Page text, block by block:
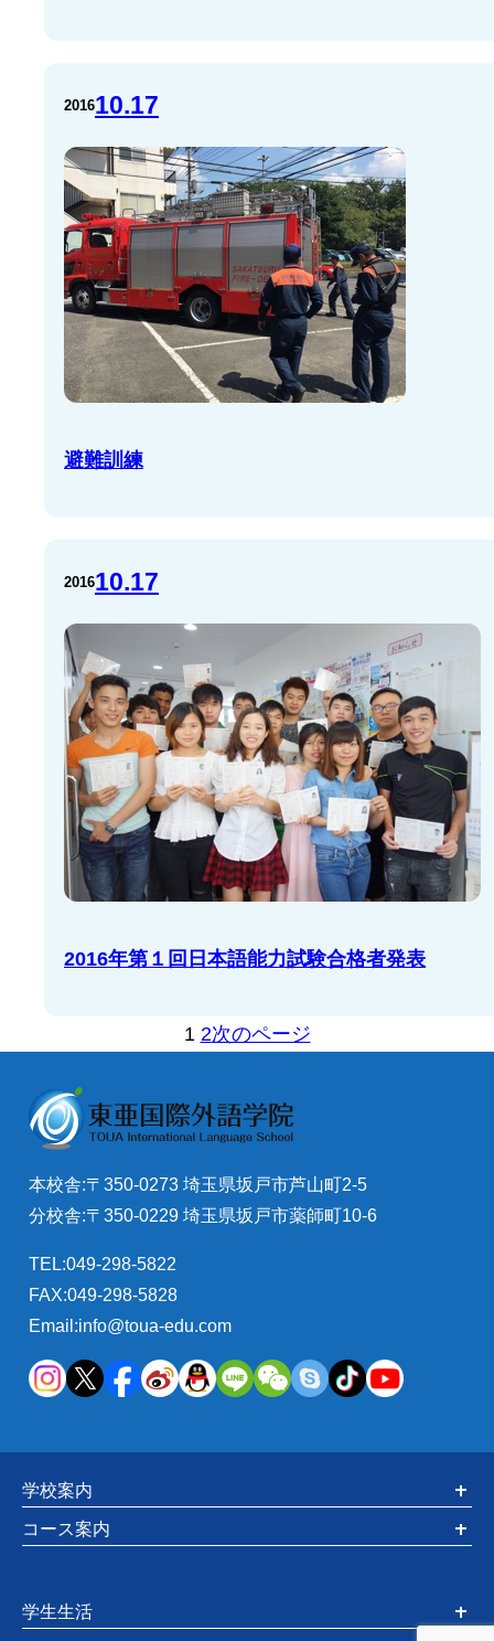
201610.17
避難訓練
201610.17
2016年第１回日本語能力試験合格者発表
1 2次のページ
本校舎:〒350-0273 埼玉県坂戸市芦山町2-5
分校舎:〒350-0229 埼玉県坂戸市薬師町10-6
TEL:049-298-5822
FAX:049-298-5828
Email:info@toua-edu.com
学校案内
コース案内
学生生活